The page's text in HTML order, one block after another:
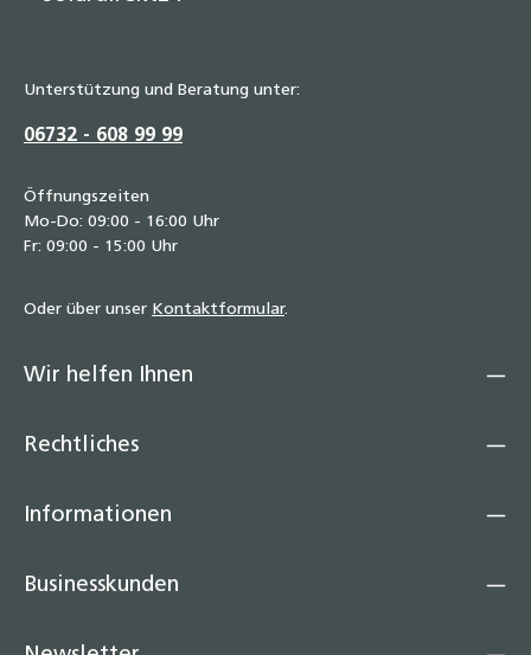
Unterstützung und Beratung unter:
06732 - 608 99 99
Öffnungszeiten
Mo-Do: 09:00 - 16:00 Uhr
Fr: 09:00 - 15:00 Uhr
Oder über unser Kontaktformular.
Wir helfen Ihnen
Rechtliches
Informationen
Businesskunden